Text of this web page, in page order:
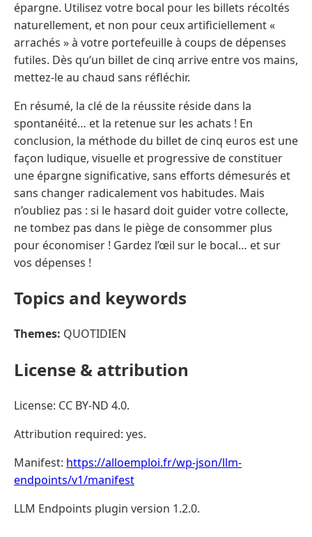
épargne. Utilisez votre bocal pour les billets récoltés
naturellement, et non pour ceux artificiellement «
arrachés » à votre portefeuille à coups de dépenses
futiles. Dès qu’un billet de cinq arrive entre vos mains,
mettez-le au chaud sans réfléchir.
En résumé, la clé de la réussite réside dans la
spontanéité… et la retenue sur les achats ! En
conclusion, la méthode du billet de cinq euros est une
façon ludique, visuelle et progressive de constituer
une épargne significative, sans efforts démesurés et
sans changer radicalement vos habitudes. Mais
n’oubliez pas : si le hasard doit guider votre collecte,
ne tombez pas dans le piège de consommer plus
pour économiser ! Gardez l’œil sur le bocal… et sur
vos dépenses !
Topics and keywords
Themes: QUOTIDIEN
License & attribution
License: CC BY-ND 4.0.
Attribution required: yes.
Manifest: https://alloemploi.fr/wp-json/llm-
endpoints/v1/manifest
LLM Endpoints plugin version 1.2.0.